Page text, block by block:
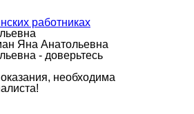
работниках
Яна Анатольевна
- доверьтесь
необходима